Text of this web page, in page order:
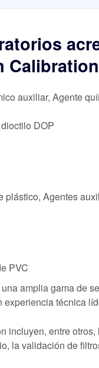
Calibration
auxiliar, Agente
DOP
plástico, Agentes
PVC
amplia gama de
técnica
incluyen, entre
la validación de